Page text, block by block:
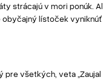
strácajú v mori ponúk.
obyčajný lístoček
pre všetkých, veta